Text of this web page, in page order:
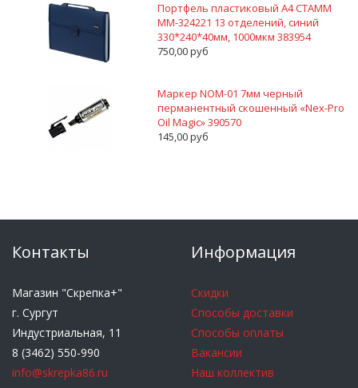
Портфель пластиковый А4 СТАММ
ММ-324221 13 отделений, синий
330*240*40мм, 1000мкм 383954
750,00 руб
Маркер NOM-01 7мм черный
перманентный скошенный «Nex-Pro
Oil Magic» 390570
145,00 руб
Контакты
Магазин "Скрепка+"
г. Сургут
Индустриальная, 11
8 (3462) 550-990
info@skrepka86.ru
Информация
Скидки
Способы доставки
Способы оплаты
Вакансии
Наш коллектив